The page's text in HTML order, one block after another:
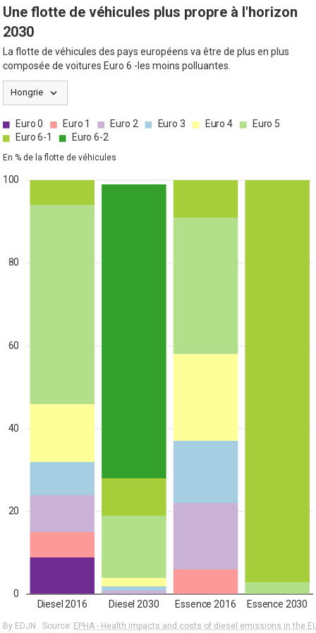
Hongrie
Une flotte de véhicules plus propre à l'horizon
2030
La flotte de véhicules des pays européens va être de plus en plus
composée de voitures Euro 6 -les moins polluantes.
En % de la flotte de véhicules
Euro 0 Euro 1 Euro 2 Euro 3 Euro 4
Euro 5
Euro 6-1
Euro 6-2
Diesel 2016 Diesel 2030 Essence 2016 Essence 2030
0
20
40
60
80
100
Source: EPHA - Health impacts and costs of diesel emissions in the
By EDJN